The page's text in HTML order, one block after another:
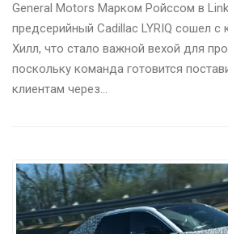
General Motors Марком Ройссом в
предсерийный Cadillac LYRIQ сошел с
Хилл, что стало важной вехой для
поскольку команда готовится
клиентам через…